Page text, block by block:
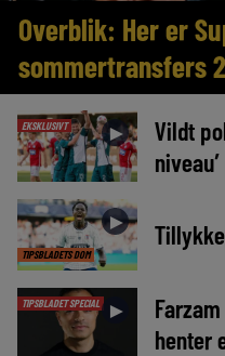
Overblik: Her er
sommertransfers
EKSKLUSIVT ►
Vildt
niveau’
TIPSBLADETS DOM
►
TIPSBLADET SPECIAL ►
henter